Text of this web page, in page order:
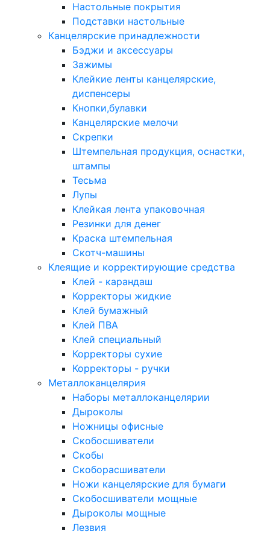
Настольные покрытия
Подставки настольные
Канцелярские принадлежности
Бэджи и аксессуары
Зажимы
Клейкие ленты канцелярские,
диспенсеры
Кнопки,булавки
Канцелярские мелочи
Скрепки
Штемпельная продукция, оснастки,
штампы
Тесьма
Лупы
Клейкая лента упаковочная
Резинки для денег
Краска штемпельная
Скотч-машины
Клеящие и корректирующие средства
Клей - карандаш
Корректоры жидкие
Клей бумажный
Клей ПВА
Клей специальный
Корректоры сухие
Корректоры - ручки
Металлоканцелярия
Наборы металлоканцелярии
Дыроколы
Ножницы офисные
Скобосшиватели
Скобы
Скоборасшиватели
Ножи канцелярские для бумаги
Скобосшиватели мощные
Дыроколы мощные
Лезвия